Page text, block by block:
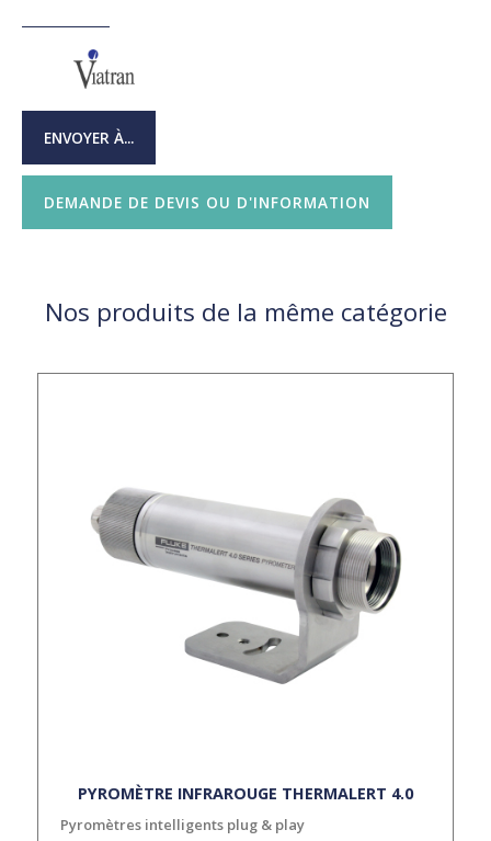
ENVOYER À...
DEMANDE DE DEVIS OU D'INFORMATION
Nos produits de la même catégorie
PYROMÈTRE INFRAROUGE THERMALERT 4.0
Pyromètres intelligents plug & play